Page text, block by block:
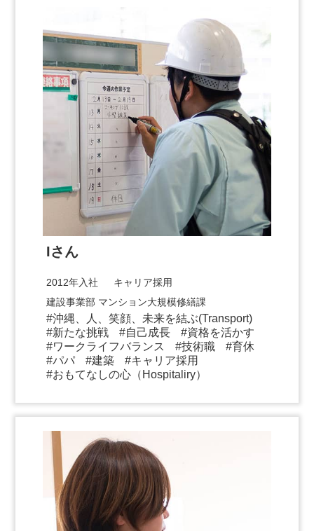
Iさん
2012年入社 キャリア採用
建設事業部 マンション大規模修繕課
沖縄、人、笑顔、未来を結ぶ(Transport)
新たな挑戦
自己成長
資格を活かす
ワークライフバランス
技術職
育休
パパ
建築
キャリア採用
おもてなしの心（Hospitaliry）